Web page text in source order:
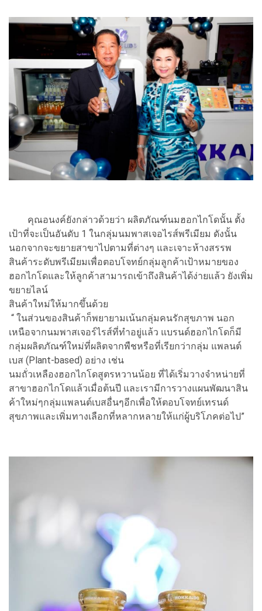
คุณอนงค์ยังกล่าวด้วยว่า ผลิตภัณฑ์นมฮอกไกโดนั้น ตั้ง
เป้าที่จะเป็นอันดับ 1 ในกลุ่มนมพาสเจอไรส์พรีเมียม ดังนั้น
นอกจากจะขยายสาขาไปตามที่ต่างๆ และเจาะห้างสรรพ
สินค้าระดับพรีเมียมเพื่อตอบโจทย์กลุ่มลูกค้าเป้าหมายของ
ฮอกไกโดและให้ลูกค้าสามารถเข้าถึงสินค้าได้ง่ายแล้ว ยังเพิ่ม
ขยายไลน์
สินค้าใหม่ให้มากขึ้นด้วย
“ ในส่วนของสินค้าก็พยายามเน้นกลุ่มคนรักสุขภาพ นอก
เหนือจากนมพาสเจอร์ไรส์ที่ทำอยู่แล้ว แบรนด์ฮอกไกโดก็มี
กลุ่มผลิตภัณฑ์ใหม่ที่ผลิตจากพืชหรือที่เรียกว่ากลุ่ม แพลนต์
เบส (Plant-based) อย่าง เช่น
นมถั่วเหลืองฮอกไกโดสูตรหวานน้อย ที่ได้เริ่มวางจำหน่ายที่
สาขาฮอกไกโดแล้วเมื่อต้นปี และเรามีการวางแผนพัฒนาสิน
ค้าใหม่ๆกลุ่มแพลนต์เบสอื่นๆอีกเพื่อให้ตอบโจทย์เทรนด์
สุขภาพและเพิ่มทางเลือกที่หลากหลายให้แก่ผู้บริโภคต่อไป”